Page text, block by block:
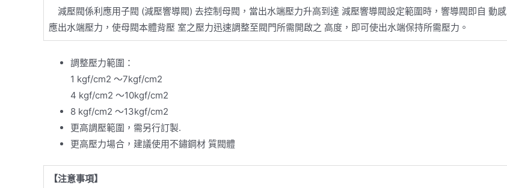
減壓閥係利應用子閥 (減壓響導閥) 去控制母閥，當出水端壓力升高到達 減壓響導閥設定範圍時，響導閥即自 動感
應出水端壓力，使母閥本體背壓 室之壓力迅速調整至閥門所需開啟之 高度，即可使出水端保持所需壓力。
調整壓力範圍：
1 kgf/cm2 ～7kgf/cm2
4 kgf/cm2 ～10kgf/cm2
8 kgf/cm2 ～13kgf/cm2
更高調壓範圍，需另行訂製.
更高壓力場合，建議使用不鏽鋼材 質閥體
【注意事項】